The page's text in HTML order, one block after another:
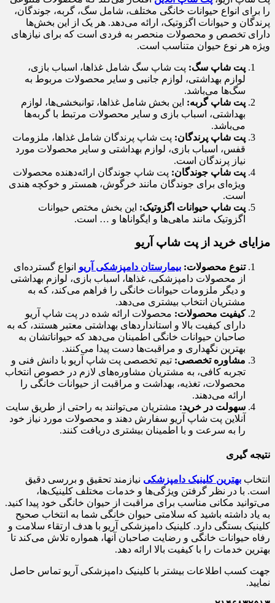
را برای انواع حیوانات خانگی مختلف، شامل سگ، گربه، جوندگان،
پرندگان و حیوانات اگزوتیک، ارائه می‌دهد. هر یک از این بخش‌ها
دارای تخصص و محصولات منحصر به فردی است که برای نیازهای
ویژه هر نوع حیوان متناسب است.
پت شاپ سگ: پت شاپ سگ شامل غذاها، اسباب بازی،
لوازم بهداشتی، لوازم جانبی و سایر محصولات مربوط به
سگ‌ها می‌باشد.
پت شاپ گربه: این بخش شامل غذاها، توانبخشی‌ها، لوازم
بهداشتی، اسباب بازی و سایر محصولات مرتبط با گربه‌ها
می‌باشد.
پت شاپ پرندگان: پت شاپ پرندگان شامل غذاها، ملزومات
قفس، اسباب بازی، لوازم بهداشتی و سایر محصولات مورد
نیاز پرندگان است.
پت شاپ جوندگان: پت شاپ جوندگان ارائه‌دهنده محصولات
ویژه‌ای برای جوندگان مانند خرگوش، همستر و خوکچه هندی
است.
پت شاپ حیوانات اگزوتیک: این بخش مختص حیوانات
اگزوتیک مانند ماهی‌ها و ایگواناها و … است.
مزایای خرید از پت شاپ آریو
تنوع محصولات: بیمارستان دامپزشکی آریو انواع گسترده‌ای
از محصولات دامپزشکی، غذاها، اسباب بازی، لوازم بهداشتی
و دیگر ملزومات حیوانات خانگی را فراهم می‌کند، که به
مشتریان انتخاب بیشتری می‌دهد.
کیفیت محصولات: محصولات ارائه شده در پت شاپ آریو
دارای کیفیت بالا و استانداردهای بهداشتی معتبر هستند، که به
صاحبان حیوانات خانگی اطمینان می‌دهد که حیواناتشان به
بهترین نگهداری و مراقبت‌ها دست پیدا می‌کنند.
مشاوره تخصصی: تیم تخصصی پت شاپ آریو با دانش فنی و
تجربه کافی، به مشتریان مشاوره‌های لازم در خصوص انتخاب
محصولات، تغذیه، بهداشت و مراقبت از حیوانات خانگی را
ارائه می‌دهند.
سهولت در خرید: مشتریان می‌توانند به راحتی از طریق سایت
آنلاین پت شاپ آریو سفارش دهند و محصولات مورد نیاز خود
را به سرعت و با اطمینان بیشتری دریافت کنند.
نتیجه گیری
انتخاب بهترین کلینیک دامپزشکی نیازمند تحقیق و بررسی دقیق
است. با در نظر گرفتن ویژگی‌ها و خدمات مختلف کلینیک‌ها،
می‌توانید مکانی مناسب برای مراقبت از حیوان خانگی خود پیدا کنید.
به یاد داشته باشید که سلامتی حیوان خانگی شما به انتخاب صحیح
کلینیک بستگی دارد. کلینیک دامپزشکی آریو با هدف ارتقاء سلامت و
رفاه حیوانات خانگی و رضایت صاحبان آنها، همواره تلاش می‌کند تا
بهترین خدمات را با کیفیت بالا ارائه دهد.
جهت کسب اطلاعات بیشتر با کلینیک دامپزشکی آریو تماس حاصل
نمایید.